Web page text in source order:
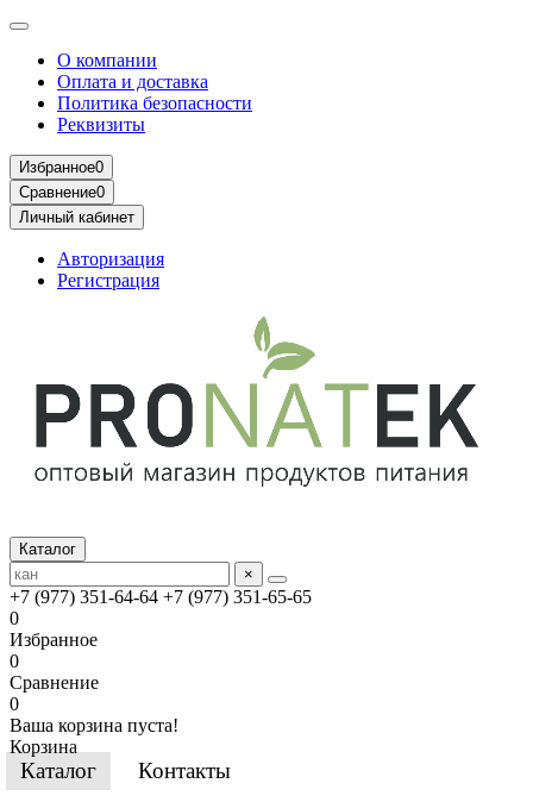
О компании
Оплата и доставка
Политика безопасности
Реквизиты
Избранное0
Сравнение0
Личный кабинет
Авторизация
Регистрация
Каталог
×
+7 (977) 351-64-64 +7 (977) 351-65-65
0
Избранное
0
Сравнение
0
Ваша корзина пуста!
Корзина
Каталог Контакты